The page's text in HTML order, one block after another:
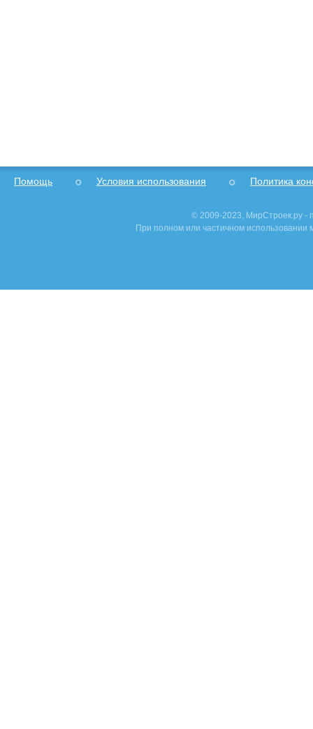
Помощь Условия использования Политика
© 2009-2023, МирСтроек.ру -
При полном или частичном использовании